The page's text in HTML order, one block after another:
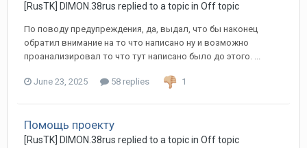
[RusTK] DIMON.38rus replied to a topic in Off topic
По поводу предупреждения, да, выдал, что бы наконец
обратил внимание на то что написано ну и возможно
проанализировал то что тут написано было до этого. ...
June 23, 2025 58 replies 1
Помощь проекту
[RusTK] DIMON.38rus replied to a topic in Off topic